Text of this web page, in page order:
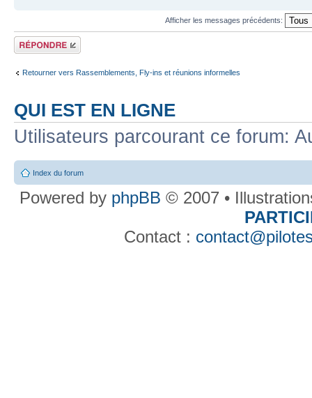
Afficher les messages précédents:
Répondre
Retourner vers Rassemblements, Fly-ins et réunions informelles
QUI EST EN LIGNE
Utilisateurs parcourant ce forum:
Index du forum
Powered by phpBB © 2007 •
Contact :